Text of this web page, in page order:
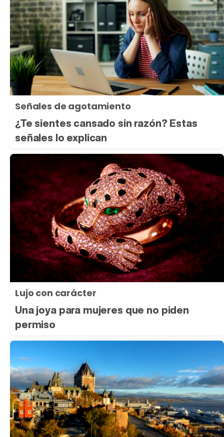
Señales de agotamiento
¿Te sientes cansado sin razón? Estas
señales lo explican
Lujo con carácter
Una joya para mujeres que no piden
permiso